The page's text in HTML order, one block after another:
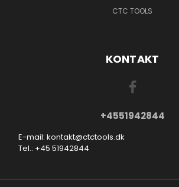
CTC TOOLS
KONTAKT
+4551942844
E-mail: kontakt@ctctools.dk
Tel.: +45 51942844